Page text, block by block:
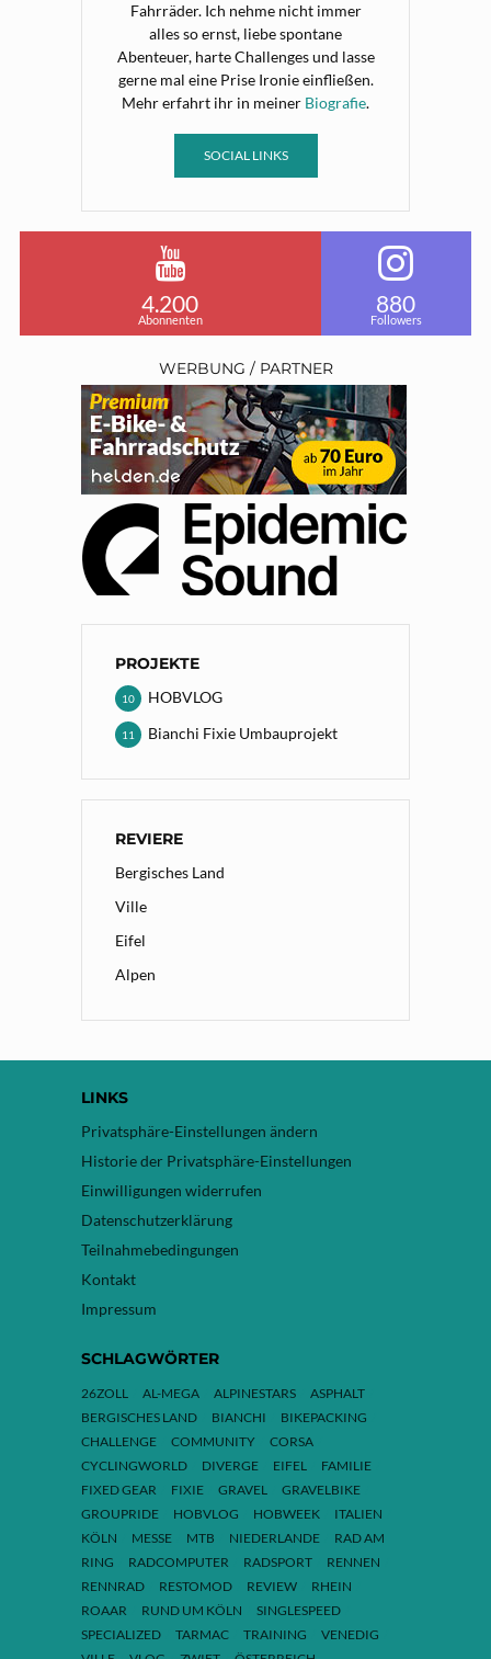
Fahrräder. Ich nehme nicht immer
alles so ernst, liebe spontane
Abenteuer, harte Challenges und lasse
gerne mal eine Prise Ironie einfließen.
Mehr erfahrt ihr in meiner Biografie.
SOCIAL LINKS
4.200
Abonnenten
880
Followers
WERBUNG / PARTNER
PROJEKTE
HOBVLOG
10
Bianchi Fixie Umbauprojekt
11
REVIERE
Bergisches Land
Ville
Eifel
Alpen
LINKS
Privatsphäre-Einstellungen ändern
Historie der Privatsphäre-Einstellungen
Einwilligungen widerrufen
Datenschutzerklärung
Teilnahmebedingungen
Kontakt
Impressum
SCHLAGWÖRTER
26ZOLL AL-MEGA ALPINESTARS
ASPHALT
BERGISCHES LAND
BIANCHI
BIKEPACKING
CHALLENGE
COMMUNITY
CORSA
CYCLINGWORLD
DIVERGE EIFEL
FAMILIE
FIXED GEAR
FIXIE GRAVEL
GRAVELBIKE
GROUPRIDE
HOBVLOG HOBWEEK
ITALIEN
KÖLN
MESSE MTB NIEDERLANDE
RAD AM
RING
RADCOMPUTER RADSPORT
RENNEN
RENNRAD
RESTOMOD REVIEW
RHEIN
ROAAR
RUND UM KÖLN
SINGLESPEED
SPECIALIZED
TARMAC TRAINING
VENEDIG